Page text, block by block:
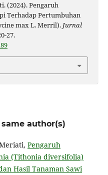
(2024). Pengaruh
Terhadap Pertumbuhan
max L. Merril). Jurnal
27.
author(s)
Pengaruh
(Tithonia diversifolia)
Hasil Tanaman Sawi